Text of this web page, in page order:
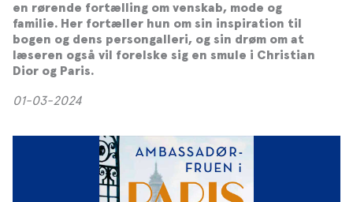
en rørende fortælling om venskab, mode og
familie. Her fortæller hun om sin inspiration til
bogen og dens persongalleri, og sin drøm om at
læseren også vil forelske sig en smule i Christian
Dior og Paris.
01-03-2024